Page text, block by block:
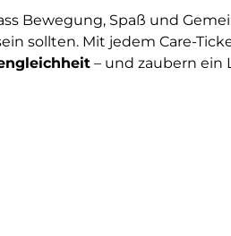
Bewegung, Spaß und
sollten. Mit jedem Care-
– und zaubern ein